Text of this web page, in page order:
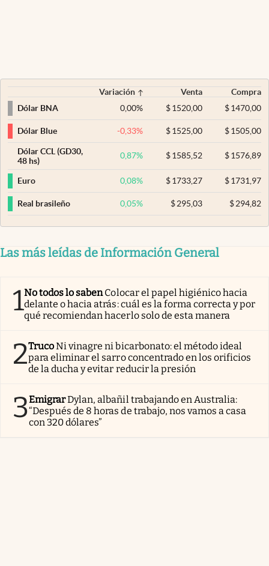
Variación Venta
Compra
Dólar BNA
0,00% $ 1520,00 $1470,00
Dólar Blue -0,33% $ 1525,00 $1505,00
Dólar CCL (GD30,
48 hs)
0,87% $ 1585,52 $1576,89
Euro 0,08% $ 1733,27 $1731,97
Real brasileño 0,05% $ 295,03 $294,82
Las más leídas de Información General
1No todos lo sabenColocar el papel higiénico hacia
delante o hacia atrás: cuál es la forma correcta y por
qué recomiendan hacerlo solo de esta manera
2TrucoNi vinagre ni bicarbonato: el método ideal
para eliminar el sarro concentrado en los orificios
de la ducha y evitar reducir la presión
3EmigrarDylan, albañil trabajando en Australia:
“Después de 8 horas de trabajo, nos vamos a casa
con 320 dólares”